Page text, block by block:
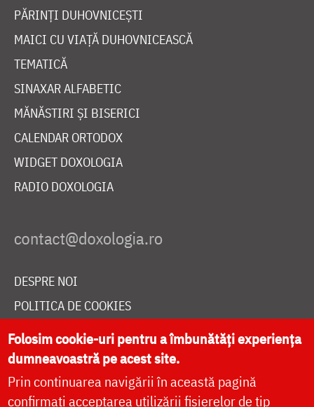
PĂRINȚI DUHOVNICEȘTI
MAICI CU VIAȚĂ DUHOVNICEASCĂ
TEMATICĂ
SINAXAR ALFABETIC
MĂNĂSTIRI ȘI BISERICI
CALENDAR ORTODOX
WIDGET DOXOLOGIA
RADIO DOXOLOGIA
DESPRE NOI
POLITICA DE COOKIES
DONEAZĂ ONLINE PENTRU CATEDRALA NAȚIONALĂ
LIVE
Folosim cookie-uri pentru a îmbunătăți experiența
dumneavoastră pe acest site.
Prin continuarea navigării în această pagină
confirmați acceptarea utilizării fișierelor de tip